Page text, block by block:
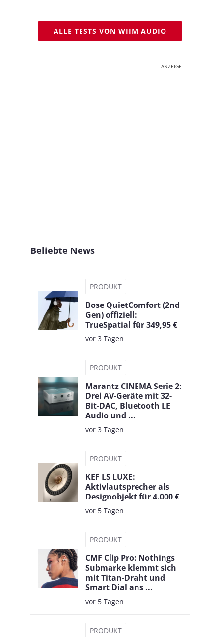
ALLE TESTS VON WIIM AUDIO
ANZEIGE
Beliebte News
PRODUKT
Bose QuietComfort (2nd
Gen) offiziell:
TrueSpatial für 349,95 €
vor 3 Tagen
PRODUKT
Marantz CINEMA Serie 2:
Drei AV-Geräte mit 32-
Bit-DAC, Bluetooth LE
Audio und ...
vor 3 Tagen
PRODUKT
KEF LS LUXE:
Aktivlautsprecher als
Designobjekt für 4.000 €
vor 5 Tagen
PRODUKT
CMF Clip Pro: Nothings
Submarke klemmt sich
mit Titan-Draht und
Smart Dial ans ...
vor 5 Tagen
PRODUKT